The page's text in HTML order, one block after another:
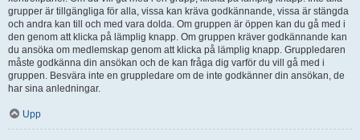
grupper är tillgängliga för alla, vissa kan kräva godkännande, vissa är stängda
och andra kan till och med vara dolda. Om gruppen är öppen kan du gå med i
den genom att klicka på lämplig knapp. Om gruppen kräver godkännande kan
du ansöka om medlemskap genom att klicka på lämplig knapp. Gruppledaren
måste godkänna din ansökan och de kan fråga dig varför du vill gå med i
gruppen. Besvära inte en gruppledare om de inte godkänner din ansökan, de
har sina anledningar.
Upp